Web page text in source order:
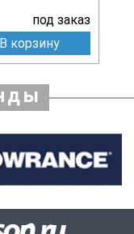
под заказ
В корзину